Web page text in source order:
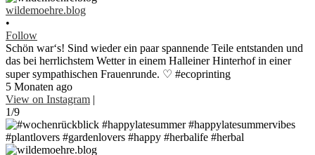
wildemoehre.blog
•
Follow
Schön war‘s! Sind wieder ein paar spannende Teile entstanden und
das bei herrlichstem Wetter in einem Halleiner Hinterhof in einer
super sympathischen Frauenrunde. ♡ #ecoprinting
5 Monaten ago
View on Instagram |
1/9